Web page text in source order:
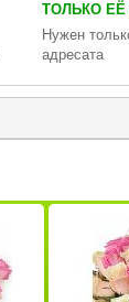
ТОЛЬКО
Нужен
адресата